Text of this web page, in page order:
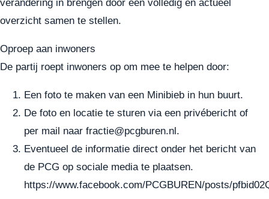
overzicht samen te stellen.
Oproep aan inwoners
De partij roept inwoners op om mee te helpen door:
Een foto te maken van een Minibieb in hun buurt.
De foto en locatie te sturen via een privébericht of
per mail naar fractie@pcgburen.nl.
Eventueel de informatie direct onder het bericht van
de PCG op sociale media te plaatsen.
https://www.facebook.com/PCGBUREN/posts/